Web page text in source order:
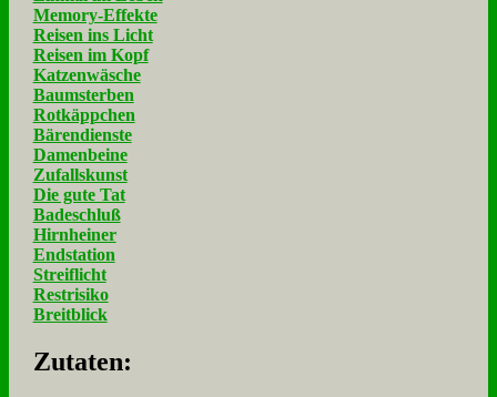
Memory-Effekte
Reisen ins Licht
Reisen im Kopf
Katzenwäsche
Baumsterben
Rotkäppchen
Bärendienste
Damenbeine
Zufallskunst
Die gute Tat
Badeschluß
Hirnheiner
Endstation
Streiflicht
Restrisiko
Breitblick
Zu­ta­ten: